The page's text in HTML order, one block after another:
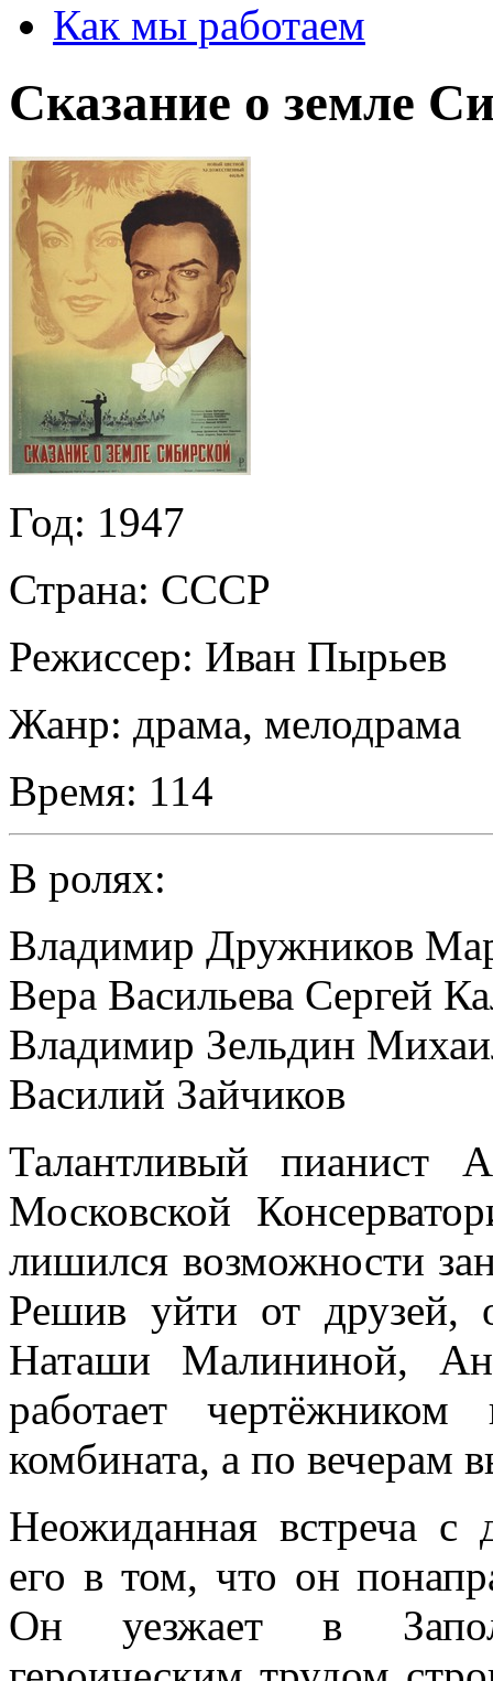
Как мы работаем
Сказание о земле
Год: 1947
Страна: СССР
Режиссер: Иван Пырьев
Жанр: драма, мелодрама
Время: 114
В ролях:
Владимир Дружников
Вера Васильева Сергей
Владимир Зельдин
Василий Зайчиков
Талантливый пианист
Московской
лишился возможности
Решив уйти от друзей,
Наташи Малининой,
работает чертёжником
комбината, а по вечерам
Неожиданная встреча с
его в том, что он
Он уезжает в